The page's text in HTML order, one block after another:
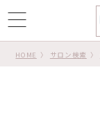
HOME サロン検索